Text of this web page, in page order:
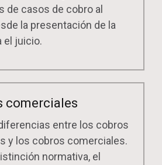
de casos de cobro al
la presentación de la
el juicio.
comerciales
entre los cobros
y los cobros comerciales.
normativa, el